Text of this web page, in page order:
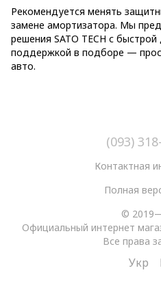
Рекомендуется менять
замене амортизатора. Мы
решения SATO TECH с
поддержкой в подборе —
авто.
(093)
Контактная
Полная
©
Официальный интернет
Все права
Укр